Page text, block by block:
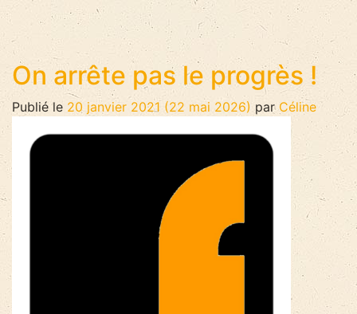
On arrête pas le progrès !
Publié le 20 janvier 2021 (22 mai 2026) par Céline